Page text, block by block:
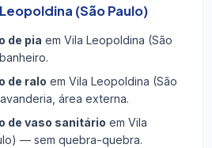
(São Paulo)
de pia em Vila Leopoldina (São
de ralo em Vila Leopoldina (São
área externa.
de vaso sanitário em Vila
— sem quebra-quebra.